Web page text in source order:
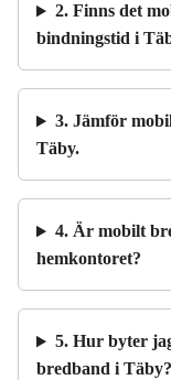
2. Finns det
bindningstid i
3. Jämför
Täby.
4. Är mobilt
hemkontoret?
5. Hur byter
bredband i Täby?